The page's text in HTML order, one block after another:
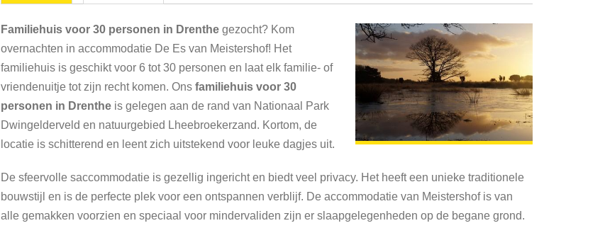
Familiehuis voor 30 personen in Drenthe gezocht? Kom
overnachten in accommodatie De Es van Meistershof! Het
familiehuis is geschikt voor 6 tot 30 personen en laat elk familie- of
vriendenuitje tot zijn recht komen. Ons familiehuis voor 30
personen in Drenthe is gelegen aan de rand van Nationaal Park
Dwingelderveld en natuurgebied Lheebroekerzand. Kortom, de
locatie is schitterend en leent zich uitstekend voor leuke dagjes uit.
De sfeervolle saccommodatie is gezellig ingericht en biedt veel privacy. Het heeft een unieke traditionele
bouwstijl en is de perfecte plek voor een ontspannen verblijf. De accommodatie van Meistershof is van
alle gemakken voorzien en speciaal voor mindervaliden zijn er slaapgelegenheden op de begane grond.